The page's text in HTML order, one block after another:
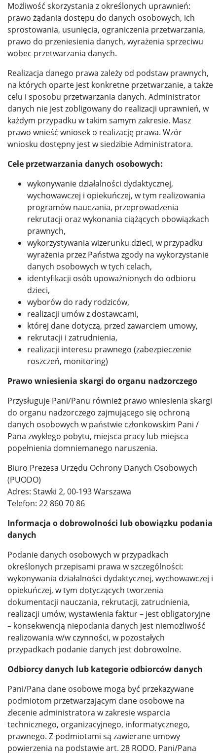
Możliwość skorzystania z określonych uprawnień:
prawo żądania dostępu do danych osobowych, ich
sprostowania, usunięcia, ograniczenia przetwarzania,
prawo do przeniesienia danych, wyrażenia sprzeciwu
wobec przetwarzania danych.
Realizacja danego prawa zależy od podstaw prawnych,
na których oparte jest konkretne przetwarzanie, a także
celu i sposobu przetwarzania danych. Administrator
danych nie jest zobligowany do realizacji uprawnień, w
każdym przypadku w takim samym zakresie. Masz
prawo wnieść wniosek o realizację prawa. Wzór
wniosku dostępny jest w siedzibie Administratora.
Cele przetwarzania danych osobowych:
wykonywanie działalności dydaktycznej,
wychowawczej i opiekuńczej, w tym realizowania
programów nauczania, przeprowadzenia
rekrutacji oraz wykonania ciążących obowiązkach
prawnych,
wykorzystywania wizerunku dzieci, w przypadku
wyrażenia przez Państwa zgody na wykorzystanie
danych osobowych w tych celach,
identyfikacji osób upoważnionych do odbioru
dzieci,
wyborów do rady rodziców,
realizacji umów z dostawcami,
której dane dotyczą, przed zawarciem umowy,
rekrutacji i zatrudnienia,
realizacji interesu prawnego (zabezpieczenie
roszczeń, monitoring)
Prawo wniesienia skargi do organu nadzorczego
Przysługuje Pani/Panu również prawo wniesienia skargi
do organu nadzorczego zajmującego się ochroną
danych osobowych w państwie członkowskim Pani /
Pana zwykłego pobytu, miejsca pracy lub miejsca
popełnienia domniemanego naruszenia.
Biuro Prezesa Urzędu Ochrony Danych Osobowych
(PUODO)
Adres: Stawki 2, 00-193 Warszawa
Telefon: 22 860 70 86
Informacja o dobrowolności lub obowiązku podania
danych
Podanie danych osobowych w przypadkach
określonych przepisami prawa w szczególności:
wykonywania działalności dydaktycznej, wychowawczej i
opiekuńczej, w tym dotyczących tworzenia
dokumentacji nauczania, rekrutacji, zatrudnienia,
realizacji umów, wystawienia faktur – jest obligatoryjne
– konsekwencją niepodania danych jest niemożliwość
realizowania w/w czynności, w pozostałych
przypadkach podanie danych jest dobrowolne.
Odbiorcy danych lub kategorie odbiorców danych
Pani/Pana dane osobowe mogą być przekazywane
podmiotom przetwarzającym dane osobowe na
zlecenie administratora w zakresie wsparcia
technicznego, organizacyjnego, informatycznego,
prawnego. Z podmiotami są zawierane umowy
powierzenia na podstawie art. 28 RODO. Pani/Pana